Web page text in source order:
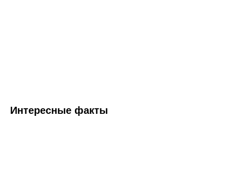
Интересные факты